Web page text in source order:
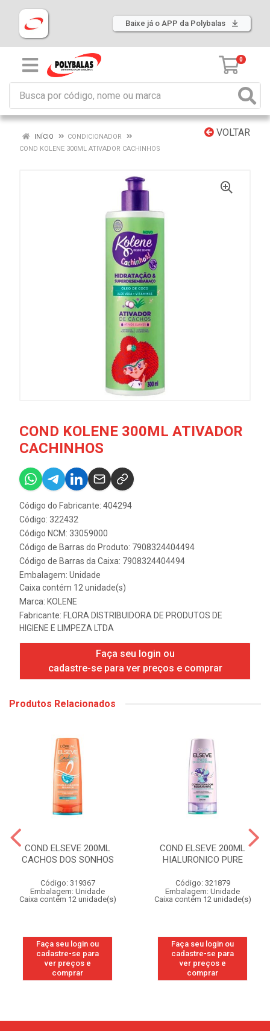
Baixe já o APP da Polybalas
0
VOLTAR
INÍCIO
CONDICIONADOR
COND KOLENE 300ML ATIVADOR CACHINHOS
COND KOLENE 300ML ATIVADOR
CACHINHOS
Código do Fabricante: 404294
Código: 322432
Código NCM: 33059000
Código de Barras do Produto: 7908324404494
Código de Barras da Caixa: 7908324404494
Embalagem: Unidade
Caixa contém 12 unidade(s)
Marca: KOLENE
Fabricante: FLORA DISTRIBUIDORA DE PRODUTOS DE
HIGIENE E LIMPEZA LTDA
Faça seu login ou
cadastre-se para ver preços e comprar
Produtos Relacionados
COND ELSEVE 200ML
CACHOS DOS SONHOS
Código: 319367
Embalagem: Unidade
Caixa contém 12 unidade(s)
Faça seu login ou
cadastre-se para
ver preços e
comprar
COND ELSEVE 200ML
HIALURONICO PURE
Código: 321879
Embalagem: Unidade
Caixa contém 12 unidade(s)
Faça seu login ou
cadastre-se para
ver preços e
comprar